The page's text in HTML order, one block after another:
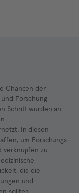
Chancen der
Forschung
Schritt wurden an
In diesen
um Forschungs-
verknüpfen zu
die die
und
sollten.